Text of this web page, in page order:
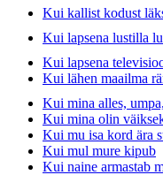
Kui kallist kodust
Kui lapsena lustilla
Kui lapsena
Kui lähen maailma
Kui mina alles,
Kui mina olin
Kui mu isa kord ära
Kui mul mure kipub
Kui naine armastab